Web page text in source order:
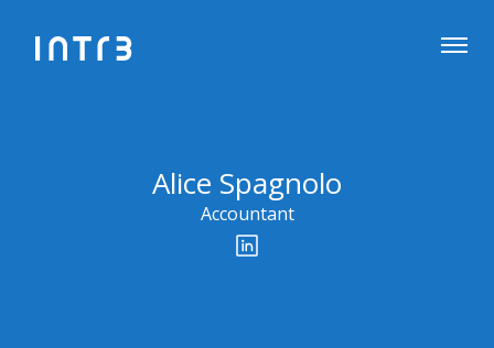
Alice Spagnolo
Accountant
Profili social network